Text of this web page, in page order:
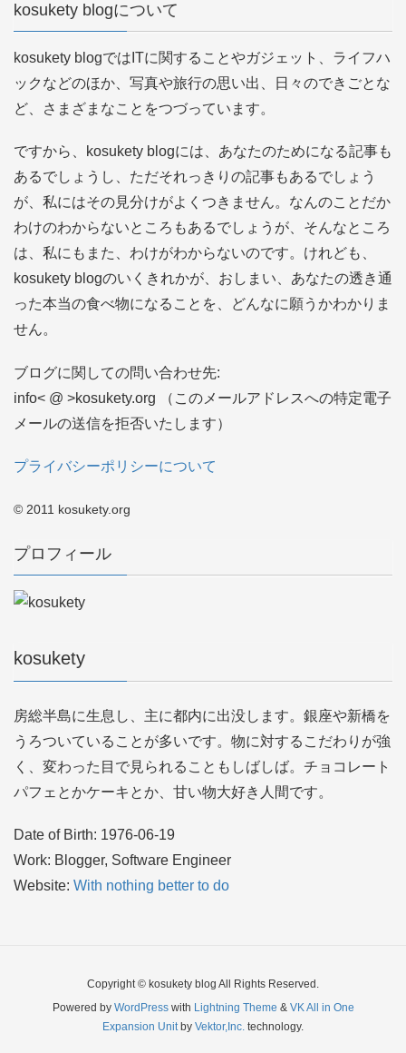
ド
ス
kosukety blogについて
kosukety blogではITに関することやガジェット、ライフハ
ックなどのほか、写真や旅行の思い出、日々のできごとな
ど、さまざまなことをつづっています。
ですから、kosukety blogには、あなたのためになる記事も
あるでしょうし、ただそれっきりの記事もあるでしょう
が、私にはその見分けがよくつきません。なんのことだか
わけのわからないところもあるでしょうが、そんなところ
は、私にもまた、わけがわからないのです。けれども、
kosukety blogのいくきれかが、おしまい、あなたの透き通
った本当の食べ物になることを、どんなに願うかわかりま
せん。
ブログに関しての問い合わせ先:
info< @ >kosukety.org （このメールアドレスへの特定電子
メールの送信を拒否いたします）
プライバシーポリシーについて
© 2011 kosukety.org
プロフィール
kosukety
房総半島に生息し、主に都内に出没します。銀座や新橋を
うろついていることが多いです。物に対するこだわりが強
く、変わった目で見られることもしばしば。チョコレート
パフェとかケーキとか、甘い物大好き人間です。
Date of Birth: 1976-06-19
Work: Blogger, Software Engineer
Website: With nothing better to do
Copyright © kosukety blog All Rights Reserved.
Powered by WordPresswith Lightning Theme & VK All in One
Expansion Unitby Vektor,Inc. technology.